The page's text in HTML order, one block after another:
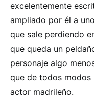
excelentemente
ampliado por él a
que sale perdiendo
que queda un
personaje algo
que de todos
actor madrileño.